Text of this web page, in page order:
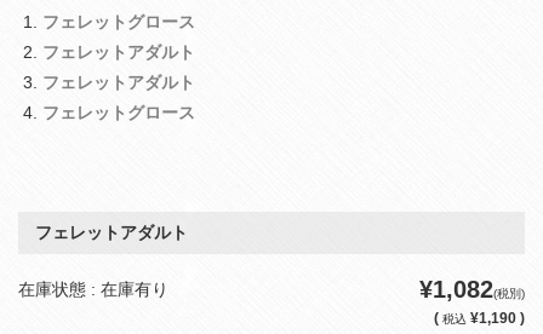
フェレットグロース
フェレットアダルト
フェレットアダルト
フェレットグロース
フェレットアダルト
在庫状態 : 在庫有り ¥1,082(税別)
( 税込 ¥1,190 )